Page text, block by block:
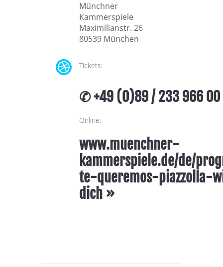
Münchner
Kammerspiele
Maximilianstr. 26
80539 München
 Tickets:
✆ +49 (0)89 / 233 966 00
Online:
www.muenchner-
kammerspiele.de/de/
te-queremos-piazzolla-
dich »